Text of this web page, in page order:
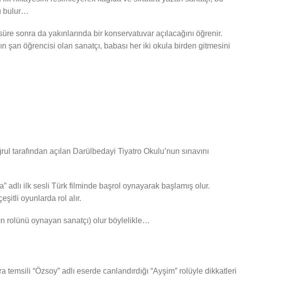
bulur…
sonra da yakınlarında bir konservatuvar açılacağını öğrenir.
şan öğrencisi olan sanatçı, babası her iki okula birden gitmesini
tarafından açılan Darülbedayi Tiyatro Okulu’nun sınavını
adlı ilk sesli Türk filminde başrol oynayarak başlamış olur.
oyunlarda rol alır.
rolünü oynayan sanatçı) olur böylelikle…
“Özsoy” adlı eserde canlandırdığı “Ayşim” rolüyle dikkatleri